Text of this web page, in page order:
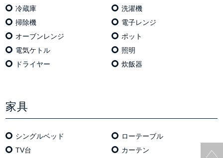
冷蔵庫
洗濯機
掃除機
電⼦レンジ
オーブンレンジ
ポット
電気ケトル
照明
ドライヤー
炊飯器
家具
シングルベッド
ローテーブル
TV台
カーテン